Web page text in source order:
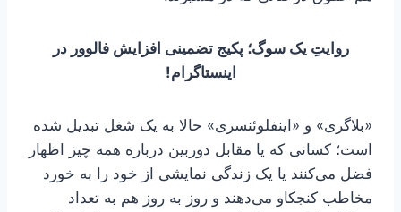
روایتِ یک سوگ؛ پکیج تضمینی افزایش فالوور در
اینستاگرام!
«بلاگری» و «اینفلوئنسری» حالا به یک شغل تبدیل شده
است؛ کسانی که یا مقابل دوربین درباره همه چیز اظهار
فضل می‌کنند یا یک زندگی نمایشی از خود را به خورد
مخاطب کنجکاو می‌دهند و روز به روز هم به تعداد